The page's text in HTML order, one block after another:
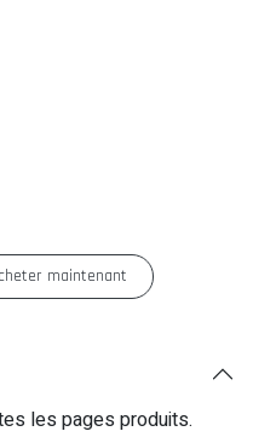
maintenant
les pages produits.